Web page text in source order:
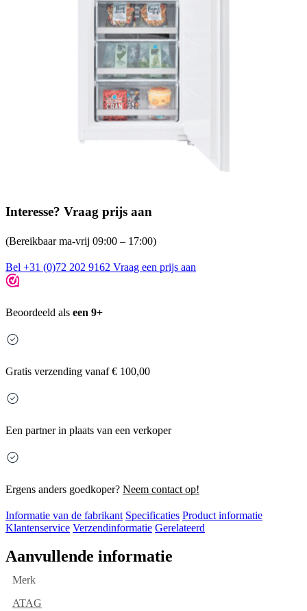
Interesse? Vraag prijs aan
(Bereikbaar ma-vrij 09:00 – 17:00)
Bel +31 (0)72 202 9162 Vraag een prijs aan
Beoordeeld als een 9+
Gratis verzending vanaf € 100,00
Een partner in plaats van een verkoper
Ergens anders goedkoper? Neem contact op!
Informatie van de fabrikant Specificaties Product informatie
Klantenservice Verzendinformatie Gerelateerd
Aanvullende informatie
Merk
ATAG